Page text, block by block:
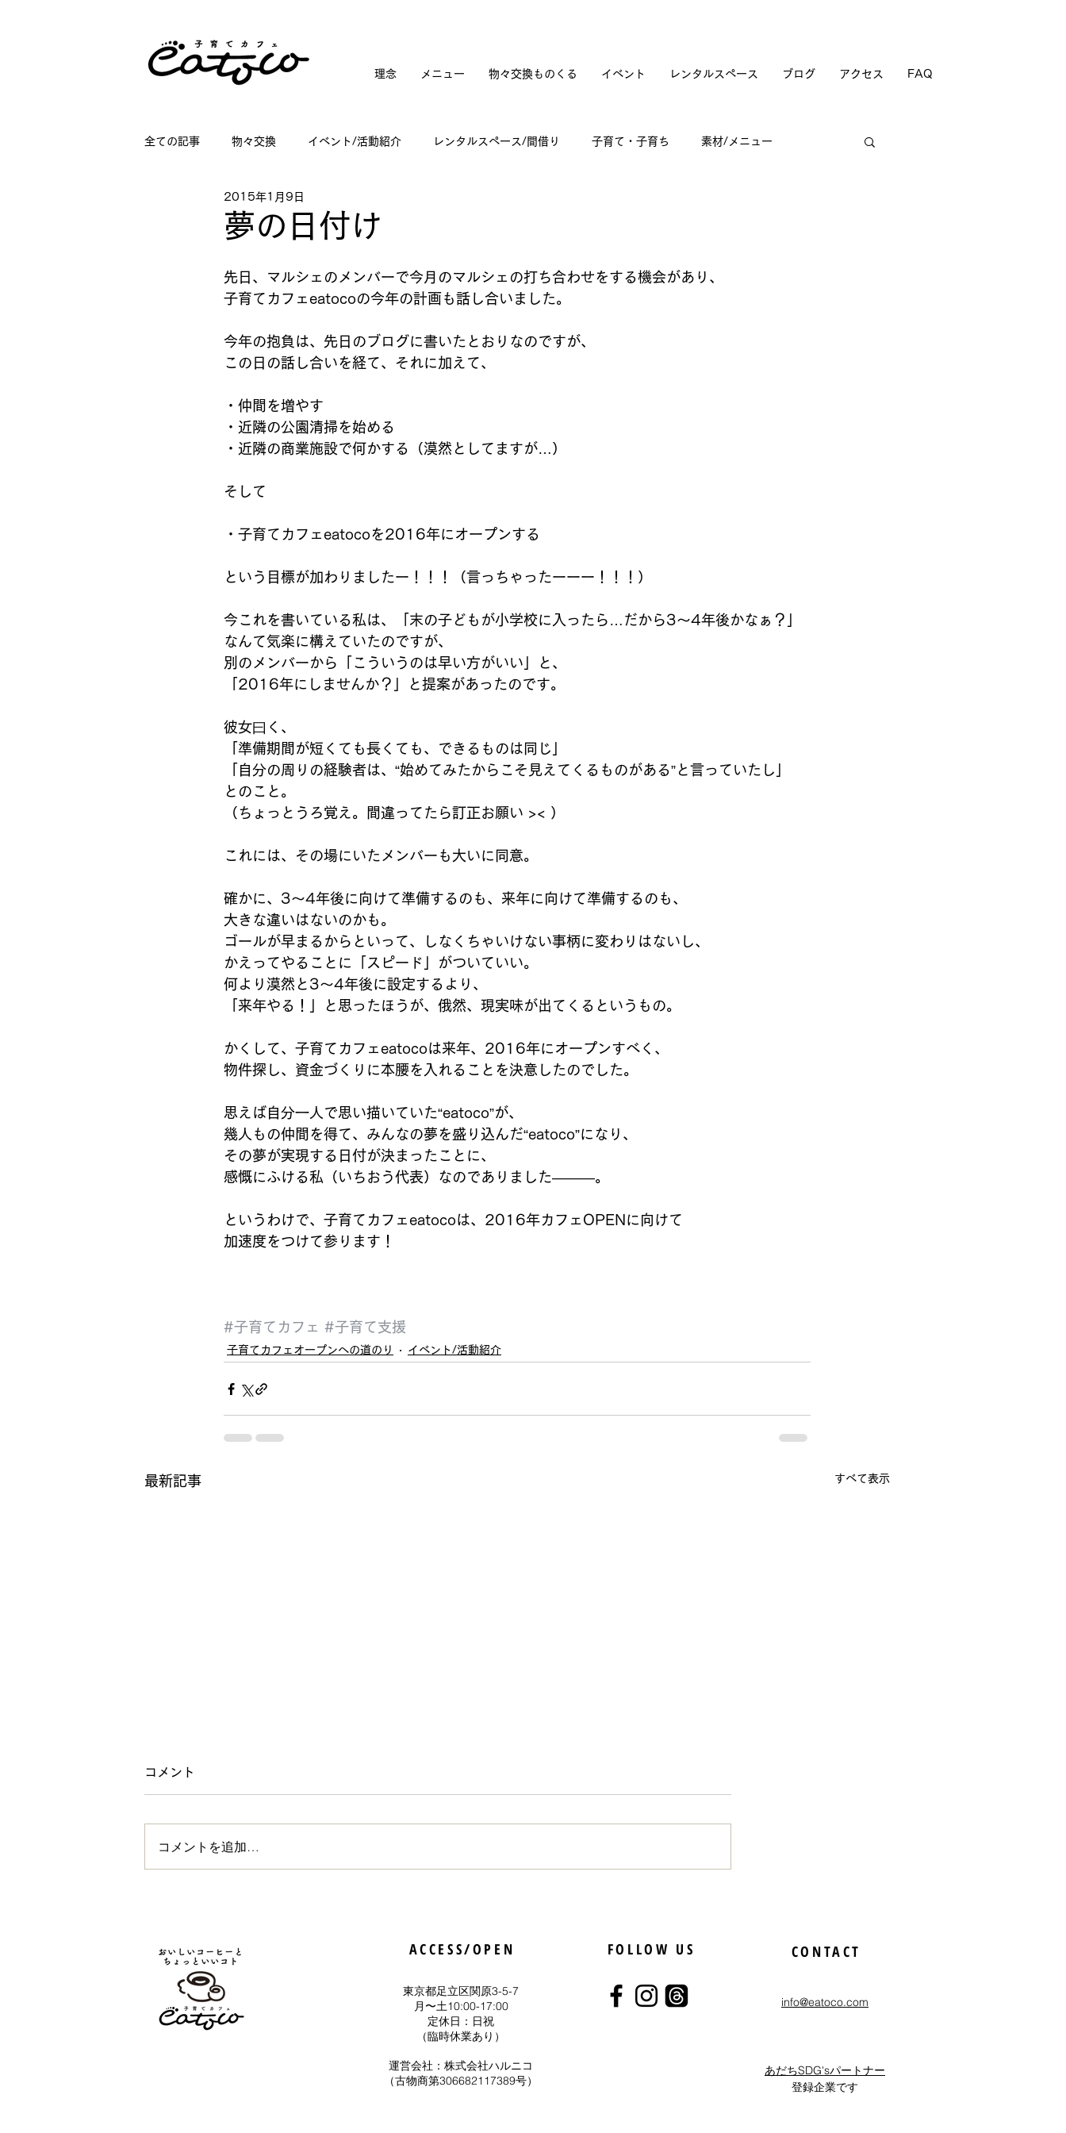
理念 メニュー 物々交換ものくる イベント レンタルスペース ブログ アクセス FAQ
全ての記事 物々交換 イベント/活動紹介 レンタルスペース/間借り 子育て・子育ち 素材/メニュー
講座情報
店舗ディスプレイのお仕事
夢の日付け
2015年1月9日
先日、マルシェのメンバーで今月のマルシェの打ち合わせをする機会があり、
子育てカフェeatocoの今年の計画も話し合いました。
今年の抱負は、先日のブログに書いたとおりなのですが、
この日の話し合いを経て、それに加えて、
・仲間を増やす
・近隣の公園清掃を始める
・近隣の商業施設で何かする（漠然としてますが…）
そして
・子育てカフェeatocoを2016年にオープンする
という目標が加わりましたー！！！（言っちゃったーーー！！！）
今これを書いている私は、「末の子どもが小学校に入ったら…だから3〜4年後かなぁ？」
なんて気楽に構えていたのですが、
別のメンバーから「こういうのは早い方がいい」と、
「2016年にしませんか？」と提案があったのです。
彼女曰く、
「準備期間が短くても長くても、できるものは同じ」
「自分の周りの経験者は、“始めてみたからこそ見えてくるものがある”と言っていたし」
とのこと。
（ちょっとうろ覚え。間違ってたら訂正お願い >< ）
これには、その場にいたメンバーも大いに同意。
確かに、3〜4年後に向けて準備するのも、来年に向けて準備するのも、
大きな違いはないのかも。
ゴールが早まるからといって、しなくちゃいけない事柄に変わりはないし、
かえってやることに「スピード」がついていい。
何より漠然と3〜4年後に設定するより、
「来年やる！」と思ったほうが、俄然、現実味が出てくるというもの。
かくして、子育てカフェeatocoは来年、2016年にオープンすべく、
物件探し、資金づくりに本腰を入れることを決意したのでした。
思えば自分一人で思い描いていた“eatoco”が、
幾人もの仲間を得て、みんなの夢を盛り込んだ“eatoco”になり、
その夢が実現する日付が決まったことに、
感慨にふける私（いちおう代表）なのでありました———。
というわけで、子育てカフェeatocoは、2016年カフェOPENに向けて
加速度をつけて参ります！
#子育てカフェ #子育て支援
子育てカフェオープンへの道のり イベント/活動紹介
最新記事 すべて表示
レ展示2024.8.26〜9.6
らったお話
コメント
コメントを追加…
ACCESS/OPEN FOLLOW US CONTACT
東京都足立区関原3-5-7
​月〜土10:00-17:00
定休日：日祝
（臨時休業あり）
運営会社： 株式会社ハルニコ
（古物商第306682117389号）
info@eatoco.com
あだちSDG'sパートナー
登録企業です